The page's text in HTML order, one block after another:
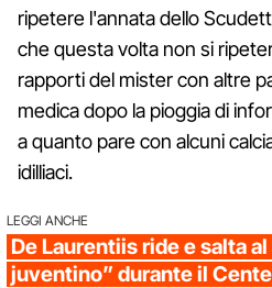
ripetere l'annata dello
che questa volta non si
rapporti del mister con altre
medica dopo la pioggia di
a quanto pare con alcuni
idilliaci.
LEGGI ANCHE
De Laurentiis ride e salta
juventino” durante il